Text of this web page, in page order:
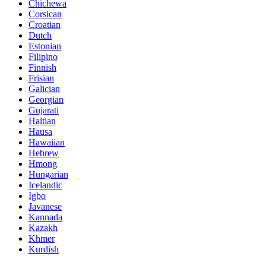
Chichewa
Corsican
Croatian
Dutch
Estonian
Filipino
Finnish
Frisian
Galician
Georgian
Gujarati
Haitian
Hausa
Hawaiian
Hebrew
Hmong
Hungarian
Icelandic
Igbo
Javanese
Kannada
Kazakh
Khmer
Kurdish